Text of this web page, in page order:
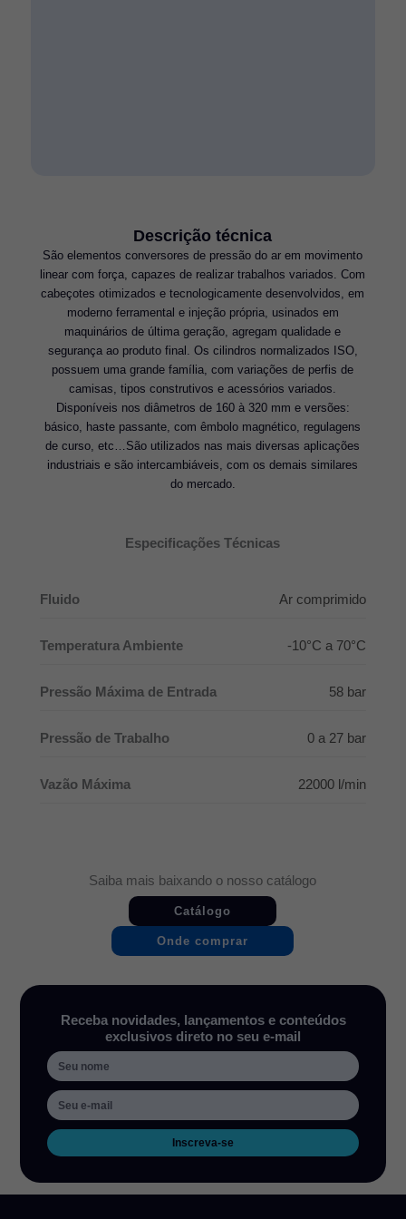
Descrição técnica
São elementos conversores de pressão do ar em movimento
linear com força, capazes de realizar trabalhos variados. Com
cabeçotes otimizados e tecnologicamente desenvolvidos, em
moderno ferramental e injeção própria, usinados em
maquinários de última geração, agregam qualidade e
segurança ao produto final. Os cilindros normalizados ISO,
possuem uma grande família, com variações de perfis de
camisas, tipos construtivos e acessórios variados.
Disponíveis nos diâmetros de 160 à 320 mm e versões:
básico, haste passante, com êmbolo magnético, regulagens
de curso, etc…São utilizados nas mais diversas aplicações
industriais e são intercambiáveis, com os demais similares
do mercado.
Especificações Técnicas
Fluido Ar comprimido
Temperatura Ambiente -10°C a 70°C
Pressão Máxima de Entrada 58 bar
Pressão de Trabalho 0 a 27 bar
Vazão Máxima 22000 l/min
Saiba mais baixando o nosso catálogo
Catálogo
Onde comprar
Receba novidades, lançamentos e conteúdos
exclusivos direto no seu e-mail
Inscreva-se